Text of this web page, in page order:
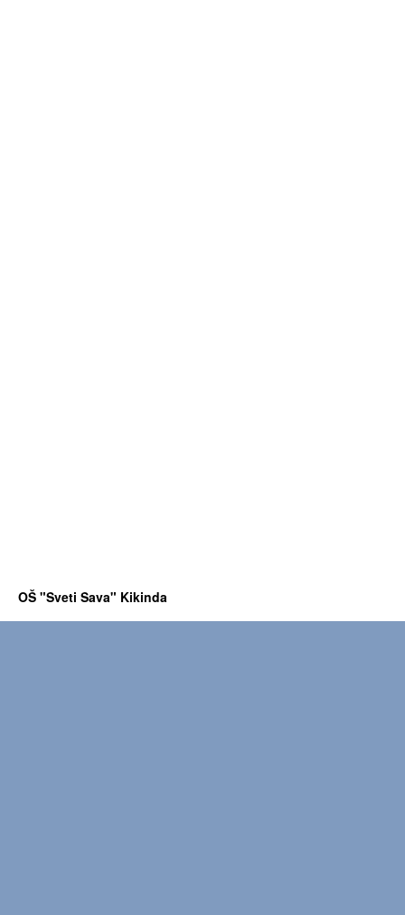
OŠ "Sveti Sava" Kikinda